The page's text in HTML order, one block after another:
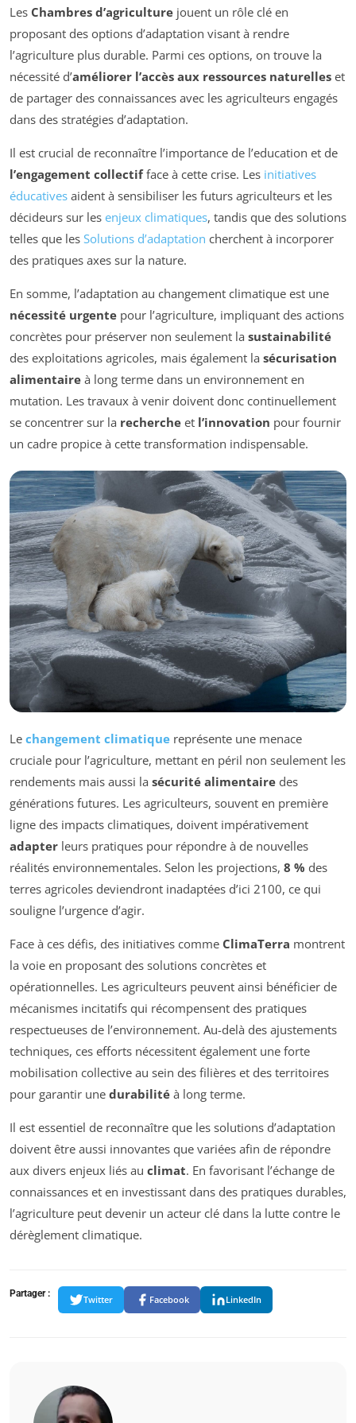
Les Chambres d’agriculture jouent un rôle clé en
proposant des options d’adaptation visant à rendre
l’agriculture plus durable. Parmi ces options, on trouve la
nécessité d’améliorer l’accès aux ressources naturelles et
de partager des connaissances avec les agriculteurs engagés
dans des stratégies d’adaptation.
Il est crucial de reconnaître l’importance de l’education et de
l’engagement collectifface à cette crise. Les initiatives
éducatives aident à sensibiliser les futurs agriculteurs et les
décideurs sur les enjeux climatiques, tandis que des solutions
telles que les Solutions d’adaptation cherchent à incorporer
des pratiques axes sur la nature.
En somme, l’adaptation au changement climatique est une
nécessité urgente pour l’agriculture, impliquant des actions
concrètes pour préserver non seulement la sustainabilité
des exploitations agricoles, mais également la sécurisation
alimentaire à long terme dans un environnement en
mutation. Les travaux à venir doivent donc continuellement
se concentrer sur la recherche et l’innovation pour fournir
un cadre propice à cette transformation indispensable.
Le changement climatique représente une menace
cruciale pour l’agriculture, mettant en péril non seulement les
rendements mais aussi la sécurité alimentaire des
générations futures. Les agriculteurs, souvent en première
ligne des impacts climatiques, doivent impérativement
adapter leurs pratiques pour répondre à de nouvelles
réalités environnementales. Selon les projections, 8 % des
terres agricoles deviendront inadaptées d’ici 2100, ce qui
souligne l’urgence d’agir.
Face à ces défis, des initiatives comme ClimaTerra montrent
la voie en proposant des solutions concrètes et
opérationnelles. Les agriculteurs peuvent ainsi bénéficier de
mécanismes incitatifs qui récompensent des pratiques
respectueuses de l’environnement. Au-delà des ajustements
techniques, ces efforts nécessitent également une forte
mobilisation collective au sein des filières et des territoires
pour garantir une durabilité à long terme.
Il est essentiel de reconnaître que les solutions d’adaptation
doivent être aussi innovantes que variées afin de répondre
aux divers enjeux liés au climat. En favorisant l’échange de
connaissances et en investissant dans des pratiques durables,
l’agriculture peut devenir un acteur clé dans la lutte contre le
dérèglement climatique.
Partager :
Twitter Facebook LinkedIn